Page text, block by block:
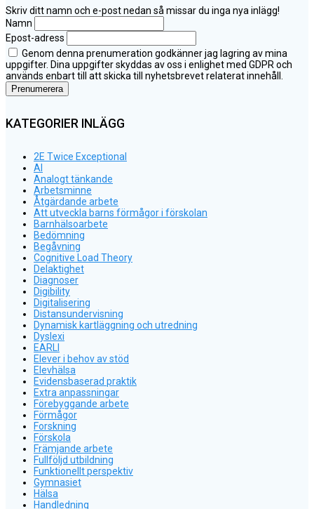
Skriv ditt namn och e-post nedan så missar du inga nya inlägg!
Namn
Epost-adress
Genom denna prenumeration godkänner jag lagring av mina
uppgifter. Dina uppgifter skyddas av oss i enlighet med GDPR och
används enbart till att skicka till nyhetsbrevet relaterat innehåll.
KATEGORIER INLÄGG
2E Twice Exceptional
AI
Analogt tänkande
Arbetsminne
Åtgärdande arbete
Att utveckla barns förmågor i förskolan
Barnhälsoarbete
Bedömning
Begåvning
Cognitive Load Theory
Delaktighet
Diagnoser
Digibility
Digitalisering
Distansundervisning
Dynamisk kartläggning och utredning
Dyslexi
EARLI
Elever i behov av stöd
Elevhälsa
Evidensbaserad praktik
Extra anpassningar
Förebyggande arbete
Förmågor
Forskning
Förskola
Främjande arbete
Fullföljd utbildning
Funktionellt perspektiv
Gymnasiet
Hälsa
Handledning